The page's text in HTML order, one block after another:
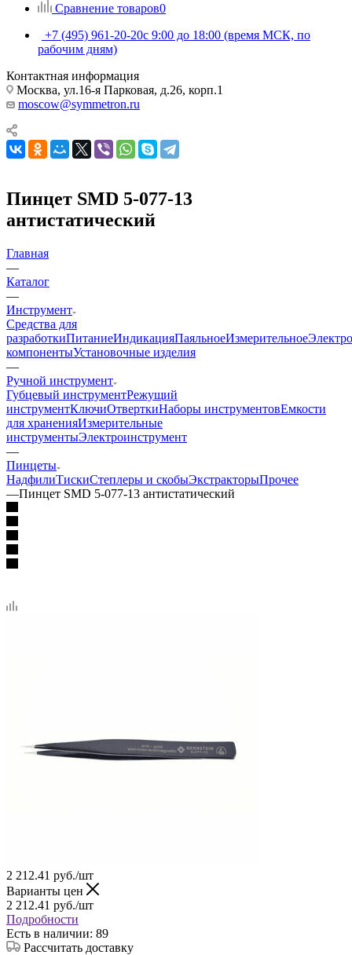
Сравнение товаров0
+7 (495) 961-20-20с 9:00 до 18:00 (время МСК, по
рабочим дням)
Контактная информация
Москва, ул.16-я Парковая, д.26, корп.1
moscow@symmetron.ru
Пинцет SMD 5-077-13
антистатический
Главная
—
Каталог
—
Инструмент
Средства для
разработкиПитаниеИндикацияПаяльноеИзмерительное
компонентыУстановочные изделия
—
Ручной инструмент
Губцевый инструментРежущий
инструментКлючиОтверткиНаборы инструментовЕмкости
для храненияИзмерительные
инструментыЭлектроинструмент
—
Пинцеты
НадфилиТискиСтеплеры и скобыЭкстракторыПрочее
—Пинцет SMD 5-077-13 антистатический
2 212.41 руб./шт
Варианты цен
2 212.41 руб./шт
Подробности
Есть в наличии: 89
Рассчитать доставку